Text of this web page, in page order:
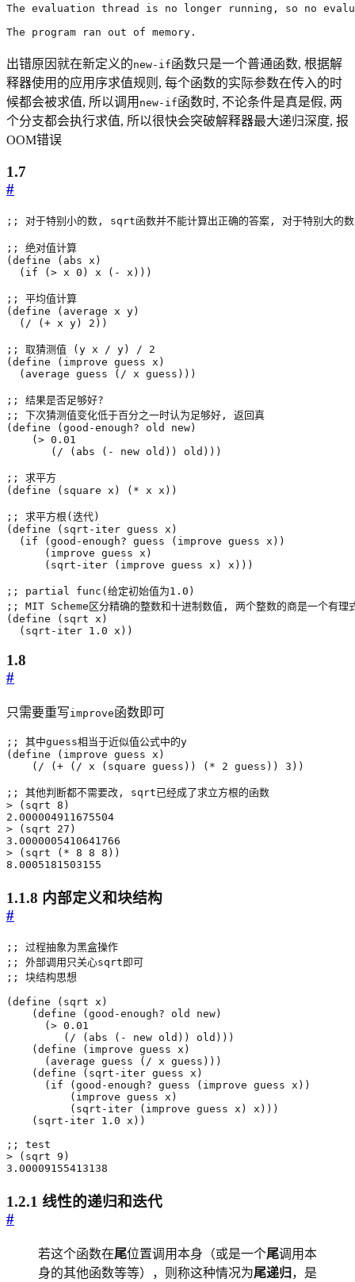
The evaluation thread is no longer running, so no
The program ran out of memory.
出错原因就在新定义的new-if函数只是一个普通函数, 根据解
释器使用的应用序求值规则, 每个函数的实际参数在传入的时
候都会被求值, 所以调用 new-if函数时, 不论条件是真是假, 两
个分支都会执行求值, 所以很快会突破解释器最大递归深度, 报
OOM错误
1.7
#
;; 对于特别小的数, sqrt函数并不能计算出正确的答案, 对于特别大的
;; 绝对值计算
( define ( abs x )
( if ( > x 0 ) x ( - x )))
;; 平均值计算
( define ( average x y )
( / ( + x y ) 2 ))
;; 取猜测值 (y x / y) / 2
( define ( improve guess x )
( average guess ( / x guess )))
;; 结果是否足够好?
;; 下次猜测值变化低于百分之一时认为足够好, 返回真
( define ( good-enough? old new )
( > 0.01
( / ( abs ( - new old )) old )))
;; 求平方
( define ( square x ) ( * x x ))
;; 求平方根(迭代)
( define ( sqrt-iter guess x )
( if ( good-enough? guess ( improve guess x ))
( improve guess x )
( sqrt-iter ( improve guess x ) x )))
;; partial func(给定初始值为1.0)
;; MIT Scheme区分精确的整数和十进制数值, 两个整数的商是一个有理
( define ( sqrt x )
( sqrt-iter 1.0 x ))
1.8
#
只需要重写improve函数即可
;; 其中guess相当于近似值公式中的y
( define ( improve guess x )
( / ( + ( / x ( square guess )) ( * 2 guess )) 3 ))
;; 其他判断都不需要改, sqrt已经成了求立方根的函数
>
( sqrt 8 )
2.000004911675504
>
( sqrt 27 )
3.0000005410641766
>
( sqrt ( * 8 8 8 ))
8.0005181503155
1.1.8 内部定义和块结构
#
;; 过程抽象为黑盒操作
;; 外部调用只关心sqrt即可
;; 块结构思想
( define ( sqrt x )
( define ( good-enough? old new )
( > 0.01
( / ( abs ( - new old )) old )))
( define ( improve guess x )
( average guess ( / x guess )))
( define ( sqrt-iter guess x )
( if ( good-enough? guess ( improve guess x ))
( improve guess x )
( sqrt-iter ( improve guess x ) x )))
( sqrt-iter 1.0 x ))
;; test
>
( sqrt 9 )
3.00009155413138
1.2.1 线性的递归和迭代
#
若这个函数在尾位置调用本身（或是一个尾调用本
身的其他函数等等），则称这种情况为尾递归 ，是